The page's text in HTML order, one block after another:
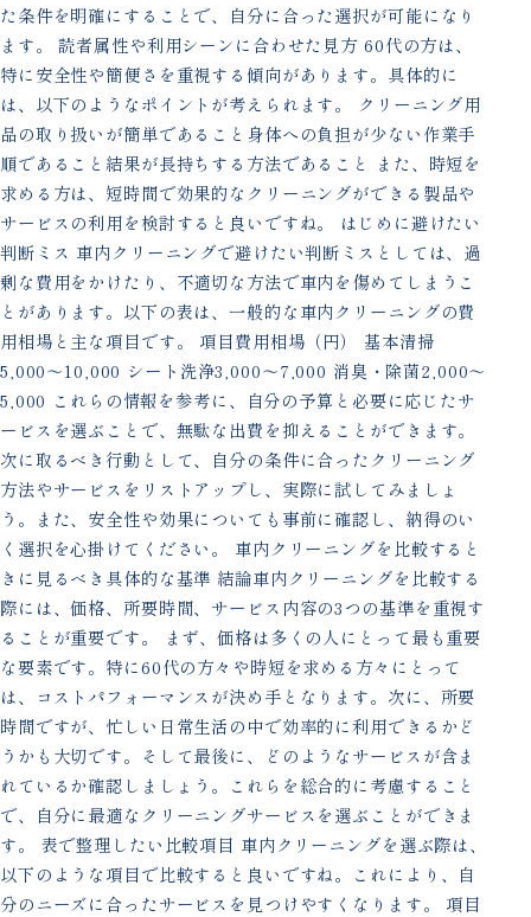
た条件を明確にすることで、自分に合った選択が可能になり
ます。 読者属性や利用シーンに合わせた見方 60代の方は、
特に安全性や簡便さを重視する傾向があります。具体的に
は、以下のようなポイントが考えられます。 クリーニング用
品の取り扱いが簡単であること身体への負担が少ない作業手
順であること結果が長持ちする方法であること また、時短を
求める方は、短時間で効果的なクリーニングができる製品や
サービスの利用を検討すると良いですね。 はじめに避けたい
判断ミス 車内クリーニングで避けたい判断ミスとしては、過
剰な費用をかけたり、不適切な方法で車内を傷めてしまうこ
とがあります。以下の表は、一般的な車内クリーニングの費
用相場と主な項目です。 項目費用相場（円） 基本清掃
5,000〜10,000 シート洗浄3,000〜7,000 消臭・除菌2,000〜
5,000 これらの情報を参考に、自分の予算と必要に応じたサ
ービスを選ぶことで、無駄な出費を抑えることができます。
次に取るべき行動として、自分の条件に合ったクリーニング
方法やサービスをリストアップし、実際に試してみましょ
う。また、安全性や効果についても事前に確認し、納得のい
く選択を心掛けてください。 車内クリーニングを比較すると
きに見るべき具体的な基準 結論車内クリーニングを比較する
際には、価格、所要時間、サービス内容の3つの基準を重視す
ることが重要です。 まず、価格は多くの人にとって最も重要
な要素です。特に60代の方々や時短を求める方々にとって
は、コストパフォーマンスが決め手となります。次に、所要
時間ですが、忙しい日常生活の中で効率的に利用できるかど
うかも大切です。そして最後に、どのようなサービスが含ま
れているか確認しましょう。これらを総合的に考慮すること
で、自分に最適なクリーニングサービスを選ぶことができま
す。 表で整理したい比較項目 車内クリーニングを選ぶ際は、
以下のような項目で比較すると良いですね。これにより、自
分のニーズに合ったサービスを見つけやすくなります。 項目